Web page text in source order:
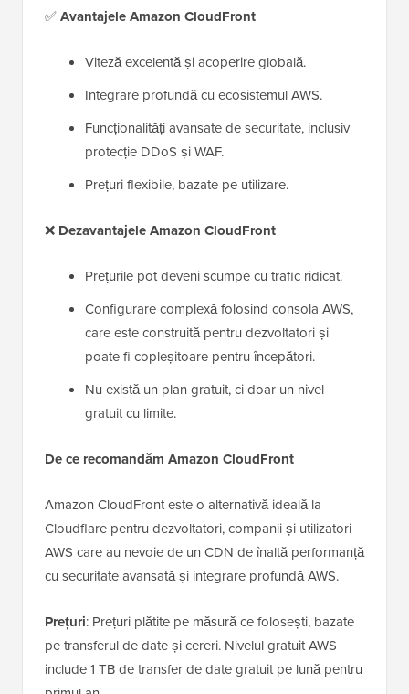
✅Avantajele Amazon CloudFront
Viteză excelentă și acoperire globală.
Integrare profundă cu ecosistemul AWS.
Funcționalități avansate de securitate, inclusiv
protecție DDoS și WAF.
Prețuri flexibile, bazate pe utilizare.
❌ Dezavantajele Amazon CloudFront
Prețurile pot deveni scumpe cu trafic ridicat.
Configurare complexă folosind consola AWS,
care este construită pentru dezvoltatori și
poate fi copleșitoare pentru începători.
Nu există un plan gratuit, ci doar un nivel
gratuit cu limite.
De ce recomandăm Amazon CloudFront
Amazon CloudFront este o alternativă ideală la
Cloudflare pentru dezvoltatori, companii și utilizatori
AWS care au nevoie de un CDN de înaltă performanță
cu securitate avansată și integrare profundă AWS.
Prețuri: Prețuri plătite pe măsură ce folosești, bazate
pe transferul de date și cereri. Nivelul gratuit AWS
include 1 TB de transfer de date gratuit pe lună pentru